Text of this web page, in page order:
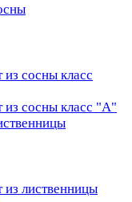
сосны класс
сосны класс "А"
лиственницы